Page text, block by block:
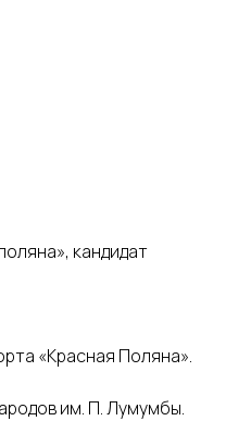
кандидат
«Красная Поляна».
им. П. Лумумбы.